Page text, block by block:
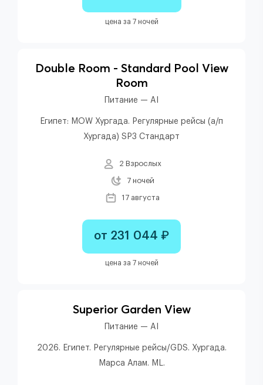
цена за 7 ночей
Double Room - Standard Pool View
Room
Питание — AI
Египет: MOW Хургада. Регулярные рейсы (а/п
Хургада) SP3 Стандарт
2 Взрослых
7 ночей
17 августа
от 231 044 ₽
цена за 7 ночей
Superior Garden View
Питание — AI
2026. Египет. Регулярные рейсы/GDS. Хургада.
Марса Алам. ML.